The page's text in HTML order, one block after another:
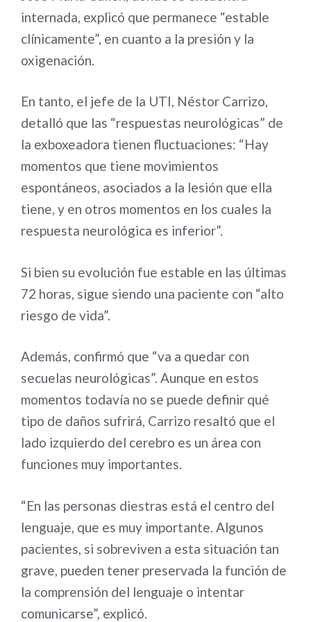
internada, explicó que permanece “estable
clínicamente”, en cuanto a la presión y la
oxigenación.
En tanto, el jefe de la UTI, Néstor Carrizo,
detalló que las “respuestas neurológicas” de
la exboxeadora tienen fluctuaciones: “Hay
momentos que tiene movimientos
espontáneos, asociados a la lesión que ella
tiene, y en otros momentos en los cuales la
respuesta neurológica es inferior”.
Si bien su evolución fue estable en las últimas
72 horas, sigue siendo una paciente con “alto
riesgo de vida”.
Además, confirmó que “va a quedar con
secuelas neurológicas”. Aunque en estos
momentos todavía no se puede definir qué
tipo de daños sufrirá, Carrizo resaltó que el
lado izquierdo del cerebro es un área con
funciones muy importantes.
“En las personas diestras está el centro del
lenguaje, que es muy importante. Algunos
pacientes, si sobreviven a esta situación tan
grave, pueden tener preservada la función de
la comprensión del lenguaje o intentar
comunicarse”, explicó.